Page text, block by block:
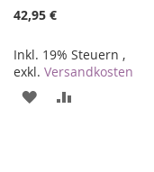
42,95 €
Inkl. 19% Steuern ,
exkl. Versandkosten
ZUR